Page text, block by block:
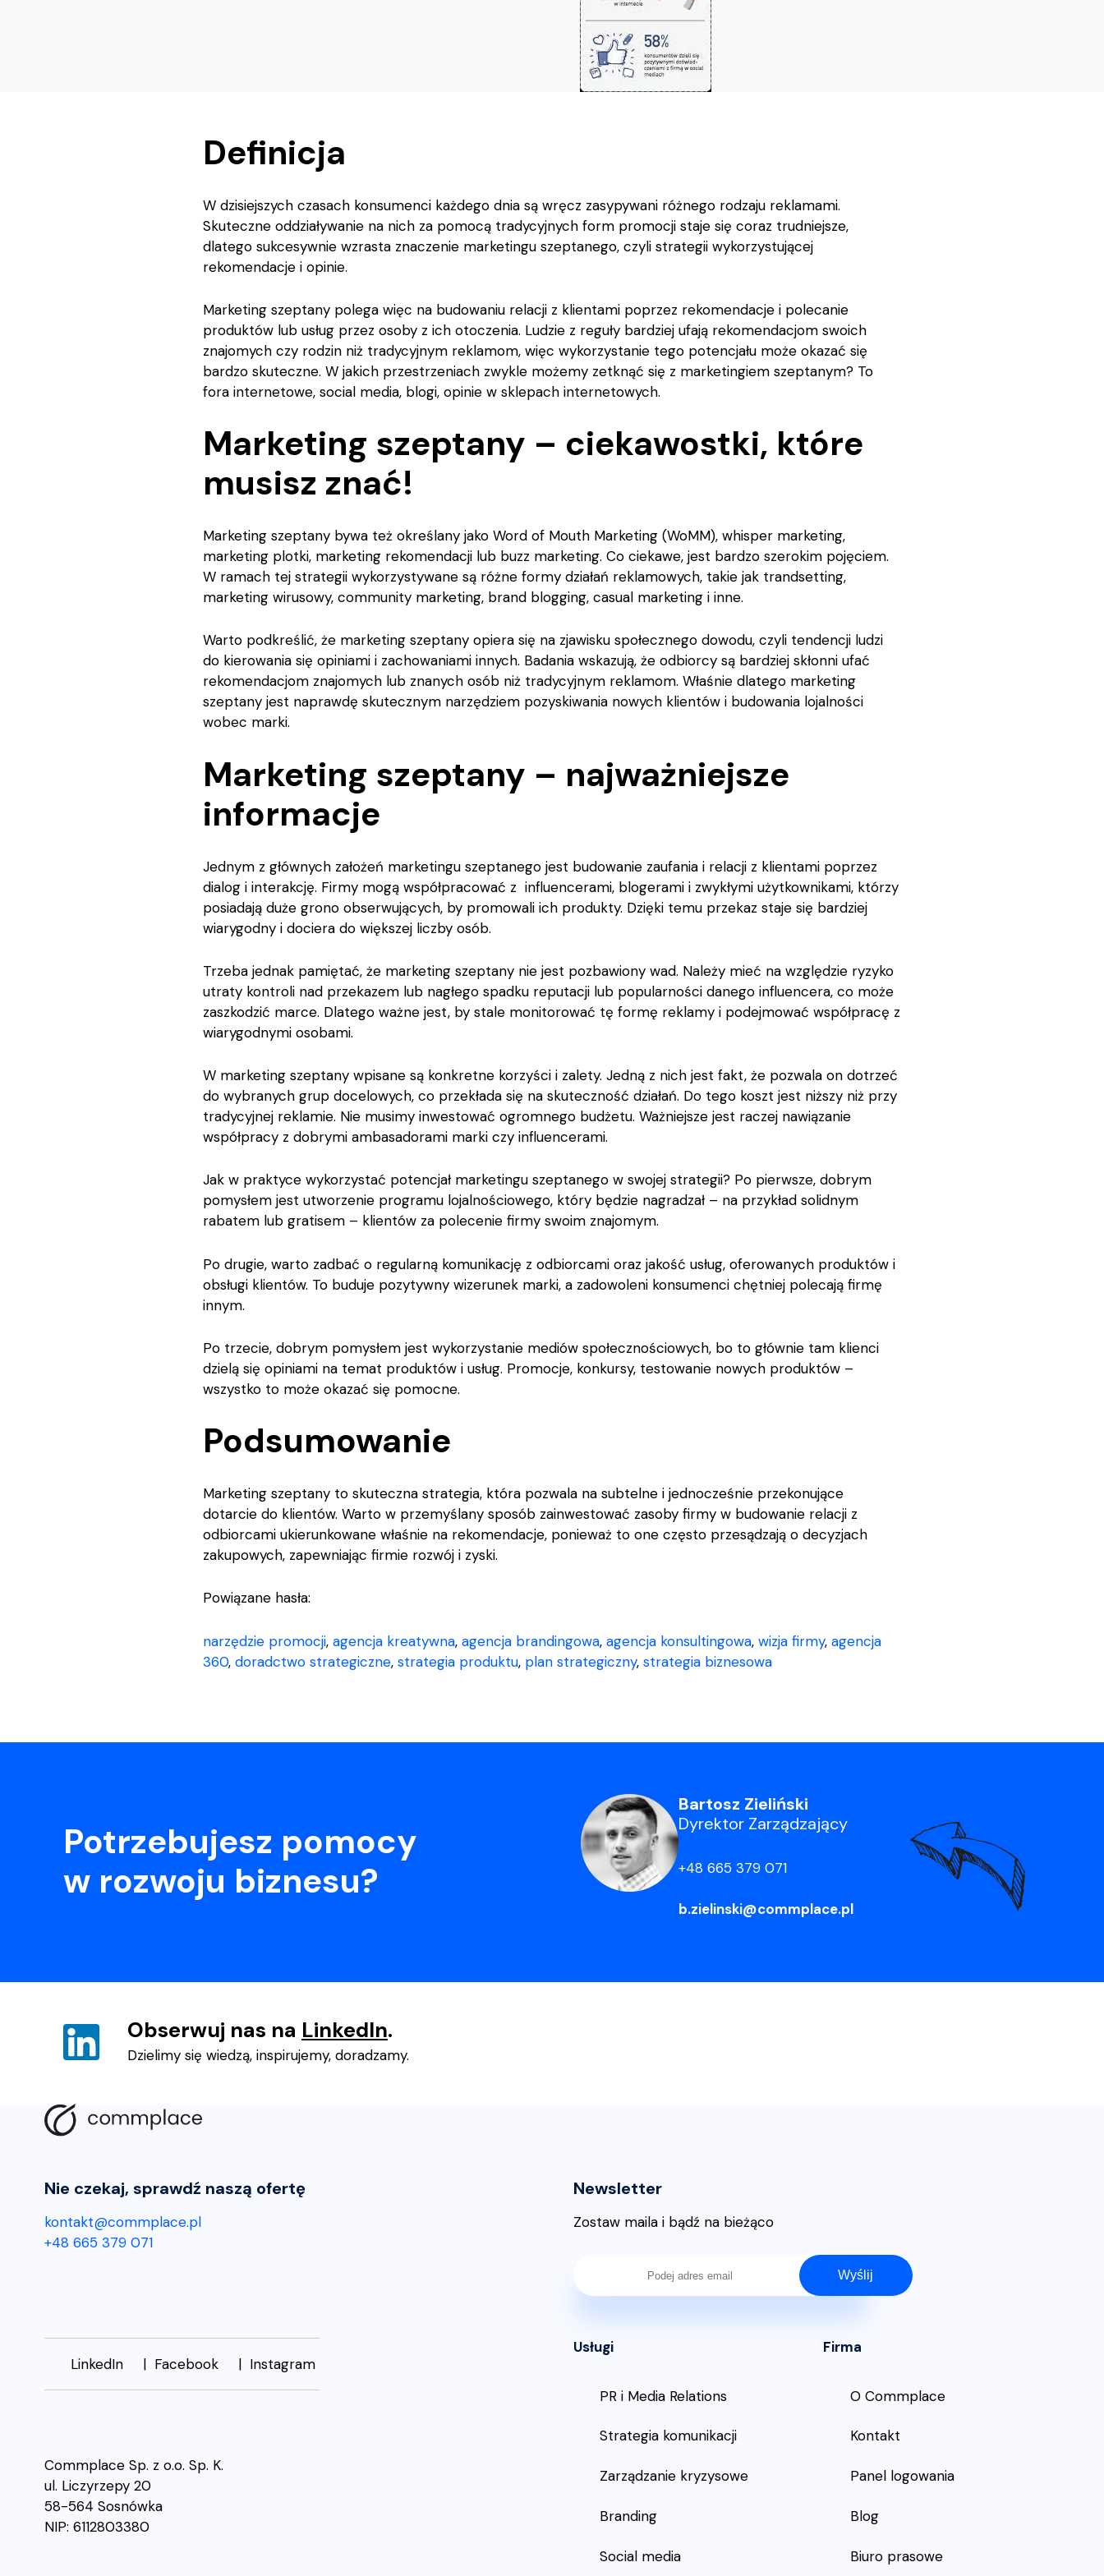
Definicja
W dzisiejszych czasach konsumenci każdego dnia są wręcz zasypywani różnego rodzaju reklamami.
Skuteczne oddziaływanie na nich za pomocą tradycyjnych form promocji staje się coraz trudniejsze,
dlatego sukcesywnie wzrasta znaczenie marketingu szeptanego, czyli strategii wykorzystującej
rekomendacje i opinie.
Marketing szeptany polega więc na budowaniu relacji z klientami poprzez rekomendacje i polecanie
produktów lub usług przez osoby z ich otoczenia. Ludzie z reguły bardziej ufają rekomendacjom swoich
znajomych czy rodzin niż tradycyjnym reklamom, więc wykorzystanie tego potencjału może okazać się
bardzo skuteczne. W jakich przestrzeniach zwykle możemy zetknąć się z marketingiem szeptanym? To
fora internetowe, social media, blogi, opinie w sklepach internetowych.
Marketing szeptany – ciekawostki, które
musisz znać!
Marketing szeptany bywa też określany jako Word of Mouth Marketing (WoMM), whisper marketing,
marketing plotki, marketing rekomendacji lub buzz marketing. Co ciekawe, jest bardzo szerokim pojęciem.
W ramach tej strategii wykorzystywane są różne formy działań reklamowych, takie jak trandsetting,
marketing wirusowy, community marketing, brand blogging, casual marketing i inne.
Warto podkreślić, że marketing szeptany opiera się na zjawisku społecznego dowodu, czyli tendencji ludzi
do kierowania się opiniami i zachowaniami innych. Badania wskazują, że odbiorcy są bardziej skłonni ufać
rekomendacjom znajomych lub znanych osób niż tradycyjnym reklamom. Właśnie dlatego marketing
szeptany jest naprawdę skutecznym narzędziem pozyskiwania nowych klientów i budowania lojalności
wobec marki.
Marketing szeptany – najważniejsze
informacje
Jednym z głównych założeń marketingu szeptanego jest budowanie zaufania i relacji z klientami poprzez
dialog i interakcję. Firmy mogą współpracować z influencerami, blogerami i zwykłymi użytkownikami, którzy
posiadają duże grono obserwujących, by promowali ich produkty. Dzięki temu przekaz staje się bardziej
wiarygodny i dociera do większej liczby osób.
Trzeba jednak pamiętać, że marketing szeptany nie jest pozbawiony wad. Należy mieć na względzie ryzyko
utraty kontroli nad przekazem lub nagłego spadku reputacji lub popularności danego influencera, co może
zaszkodzić marce. Dlatego ważne jest, by stale monitorować tę formę reklamy i podejmować współpracę z
wiarygodnymi osobami.
W marketing szeptany wpisane są konkretne korzyści i zalety. Jedną z nich jest fakt, że pozwala on dotrzeć
do wybranych grup docelowych, co przekłada się na skuteczność działań. Do tego koszt jest niższy niż przy
tradycyjnej reklamie. Nie musimy inwestować ogromnego budżetu. Ważniejsze jest raczej nawiązanie
współpracy z dobrymi ambasadorami marki czy influencerami.
Jak w praktyce wykorzystać potencjał marketingu szeptanego w swojej strategii? Po pierwsze, dobrym
pomysłem jest utworzenie programu lojalnościowego, który będzie nagradzał – na przykład solidnym
rabatem lub gratisem – klientów za polecenie firmy swoim znajomym.
Po drugie, warto zadbać o regularną komunikację z odbiorcami oraz jakość usług, oferowanych produktów i
obsługi klientów. To buduje pozytywny wizerunek marki, a zadowoleni konsumenci chętniej polecają firmę
innym.
Po trzecie, dobrym pomysłem jest wykorzystanie mediów społecznościowych, bo to głównie tam klienci
dzielą się opiniami na temat produktów i usług. Promocje, konkursy, testowanie nowych produktów –
wszystko to może okazać się pomocne.
Podsumowanie
Marketing szeptany to skuteczna strategia, która pozwala na subtelne i jednocześnie przekonujące
dotarcie do klientów. Warto w przemyślany sposób zainwestować zasoby firmy w budowanie relacji z
odbiorcami ukierunkowane właśnie na rekomendacje, ponieważ to one często przesądzają o decyzjach
zakupowych, zapewniając firmie rozwój i zyski.
Powiązane hasła:
narzędzie promocji, agencja kreatywna, agencja brandingowa, agencja konsultingowa, wizja firmy, agencja
360, doradctwo strategiczne, strategia produktu, plan strategiczny, strategia biznesowa
Potrzebujesz pomocy
w rozwoju biznesu?
Bartosz Zieliński
Dyrektor Zarządzający
+48 665 379 071
b.zielinski@commplace.pl
Obserwuj nas na LinkedIn.
Dzielimy się wiedzą, inspirujemy, doradzamy.
Nie czekaj, sprawdź naszą ofertę
kontakt@commplace.pl
+48 665 379 071
LinkedIn Facebook Instagram
Commplace Sp. z o.o. Sp. K.
ul. Liczyrzepy 20
58-564 Sosnówka
NIP: 6112803380
Newsletter
Zostaw maila i bądź na bieżąco
Wyślij
Usługi
PR i Media Relations
Strategia komunikacji
Zarządzanie kryzysowe
Branding
Social media
Firma
O Commplace
Kontakt
Panel logowania
Blog
Biuro prasowe